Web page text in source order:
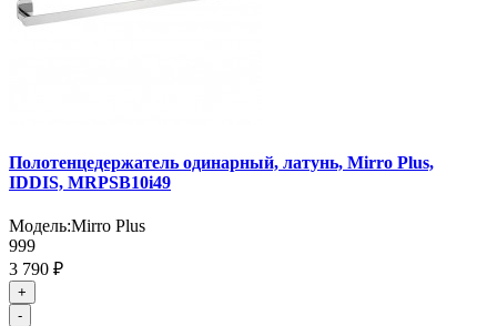
Полотенцедержатель одинарный, латунь, Mirro Plus,
IDDIS, MRPSB10i49
Модель:Mirro Plus
999
3 790 ₽
+
-